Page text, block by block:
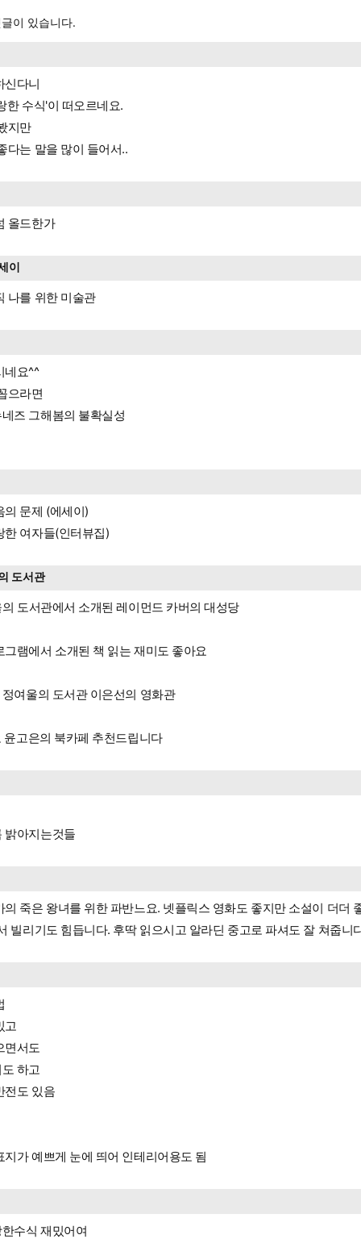
이 있습니다.
신다니
한 수식'이 떠오르네요.
지만
다는 말을 많이 들어서..
올드한가
이
나를 위한 미술관
네요^^
으라면
즈 그해봄의 불확실성
의 문제 (에세이)
한 여자들(인터뷰집)
도서관
도서관에서 소개된 레이먼드 카버의 대성당
그램에서 소개된 책 읽는 재미도 좋아요
여울의 도서관 이은선의 영화관
윤고은의 북카페 추천드립니다
밝아지는것들
의 죽은 왕녀를 위한 파반느요. 넷플릭스 영화도 좋지만 소설이 더더
빌리기도 힘듭니다. 후딱 읽으시고 알라딘 중고로 파셔도 잘 쳐줍니
고
면서도
하고
전도 있음
지가 예쁘게 눈에 띄어 인테리어용도 됨
수식 재밌어여